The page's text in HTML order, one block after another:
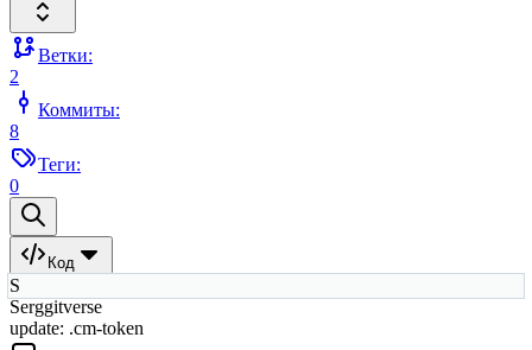
Ветки:
2
Коммиты:
8
Теги:
0
Код
S
Serggitverse
update: .cm-token